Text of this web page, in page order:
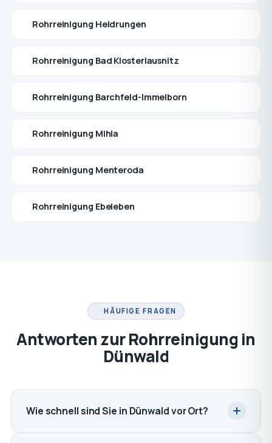
Rohrreinigung Heldrungen
Rohrreinigung Bad Klosterlausnitz
Rohrreinigung Barchfeld-Immelborn
Rohrreinigung Mihla
Rohrreinigung Menteroda
Rohrreinigung Ebeleben
HÄUFIGE FRAGEN
Antworten zur Rohrreinigung in
Dünwald
Wie schnell sind Sie in Dünwald vor Ort?